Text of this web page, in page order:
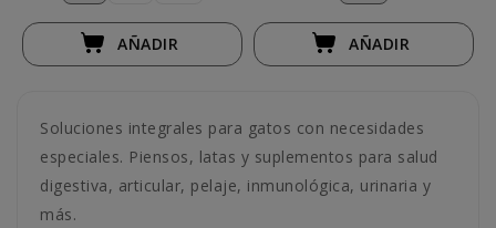
AÑADIR AÑADIR
Soluciones integrales para gatos con necesidades
especiales. Piensos, latas y suplementos para salud
digestiva, articular, pelaje, inmunológica, urinaria y
más.